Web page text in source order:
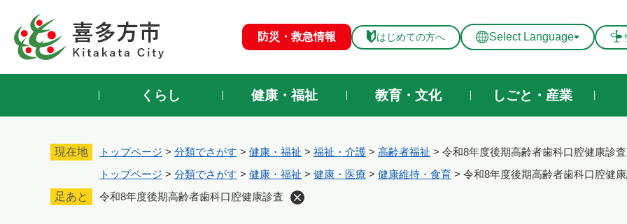
先
防災・救急情報 はじめての方へ Select Language
くらし 健康・福祉 教育・文化 しごと・産業
現在地 トップページ > 分類でさがす > 健康・福祉 > 福祉・介護 > 高齢者福祉 > 令和8年度後期高齢者歯科口腔健康診査
トップページ > 分類でさがす > 健康・福祉 > 健康・医療 > 健康維持・食育 > 令和8年度後期高齢者歯科口腔健
足あと
令和8年度後期高齢者歯科口腔健康診査